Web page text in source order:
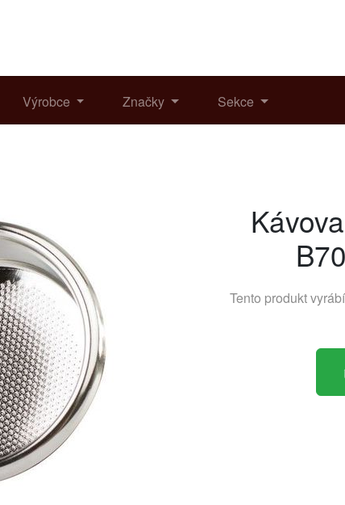
Výrobce Značky Sekce
Tento produkt